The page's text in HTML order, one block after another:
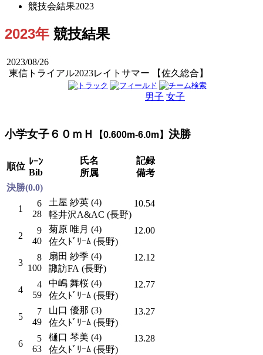
競技会結果2023
2023年 競技結果
2023/08/26
東信トライアル2023レイトサマー 【佐久総合】
男子 女子
小学女子６０ｍＨ 【0.600m-6.0m】 決勝
順位 ﾚｰﾝ
Bib
氏名
所属
記録
備考
決勝(0.0)
1
6
28
土屋 紗英 (4)
軽井沢A&AC (長野)
10.54
2
9
40
菊原 唯月 (4)
佐久ﾄﾞﾘｰﾑ (長野)
12.00
3
8
100
扇田 紗季 (4)
諏訪FA (長野)
12.12
4
4
59
中嶋 舞桜 (4)
佐久ﾄﾞﾘｰﾑ (長野)
12.77
5
7
49
山口 優那 (3)
佐久ﾄﾞﾘｰﾑ (長野)
13.27
6
5
63
樋口 琴美 (4)
佐久ﾄﾞﾘｰﾑ (長野)
13.28